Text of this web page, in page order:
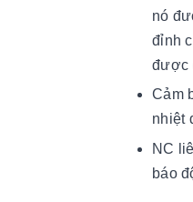
nó
đỉnh
được
Cảm
nhiệt
NC
báo